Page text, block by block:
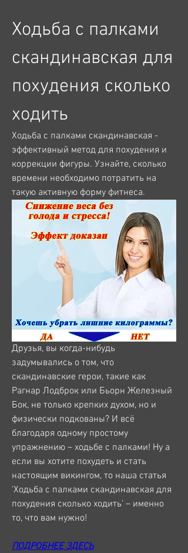
Ходьба с палками
скандинавская для
похудения сколько
ходить
Ходьба с палками скандинавская -
эффективный метод для похудения и
коррекции фигуры. Узнайте, сколько
времени необходимо потратить на
такую активную форму фитнеса.
Друзья, вы когда-нибудь
задумывались о том, что
скандинавские герои, такие как
Рагнар Лодброк или Бьорн Железный
Бок, не только крепких духом, но и
физически подкованы? И всё
благодаря одному простому
упражнению – ходьбе с палками! Ну а
если вы хотите похудеть и стать
настоящим викингом, то наша статья
'Ходьба с палками скандинавская для
похудения сколько ходить' – именно
то, что вам нужно!
ПОДРОБНЕЕ ЗДЕСЬ